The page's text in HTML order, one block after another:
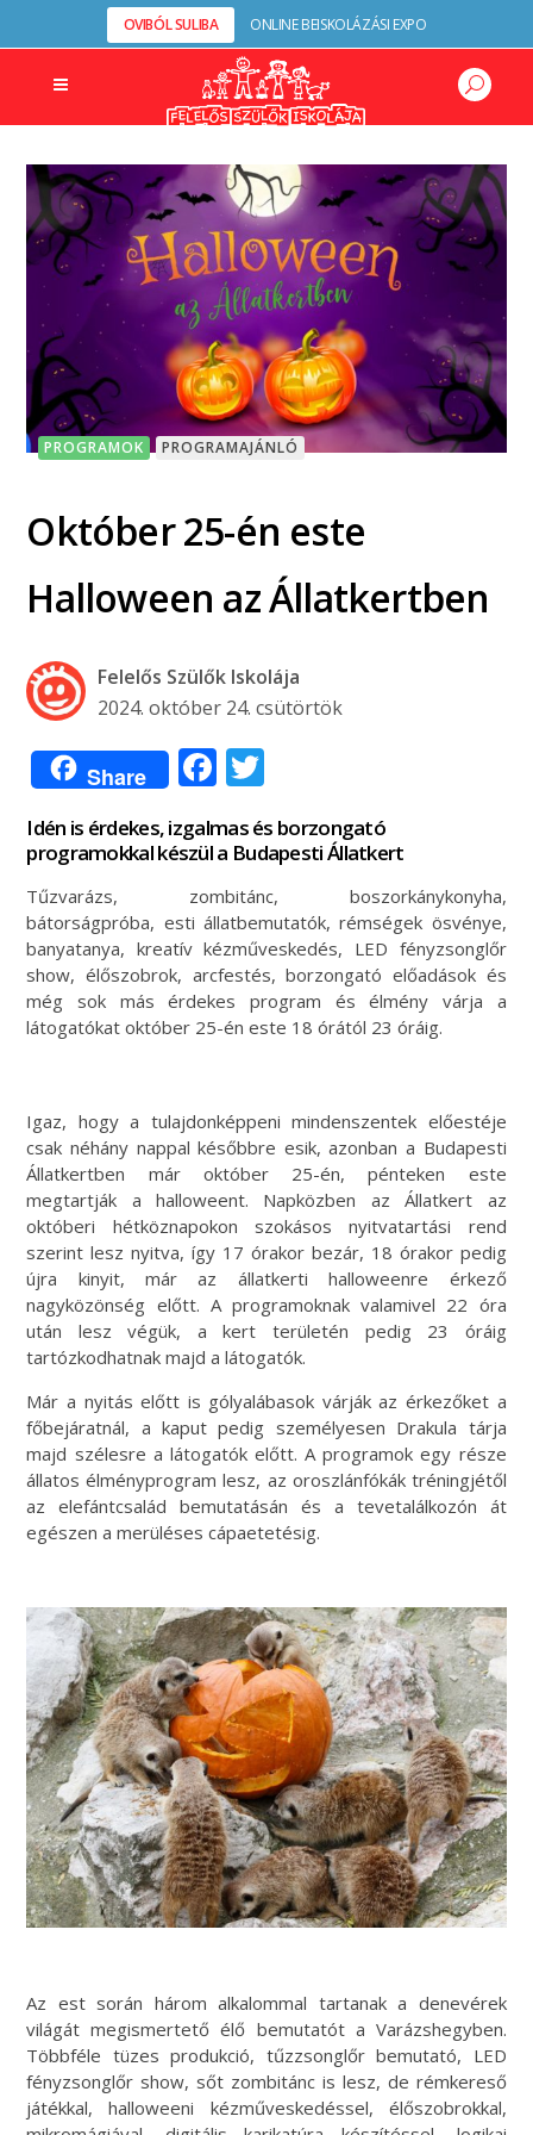
OVIBÓL SULIBA ONLINE BEISKOLÁZÁSI EXPO
PROGRAMOK PROGRAMAJÁNLÓ
Október 25-én este
Halloween az Állatkertben
Felelős Szülők Iskolája
2024. október 24. csütörtök
Share Facebook
Idén is érdekes, izgalmas és borzongató
programokkal készül a Budapesti Állatkert
Tűzvarázs, zombitánc, boszorkánykonyha,
bátorságpróba, esti állatbemutatók, rémségek ösvénye,
banyatanya, kreatív kézműveskedés, LED fényzsonglőr
show, élőszobrok, arcfestés, borzongató előadások és
még sok más érdekes program és élmény várja a
látogatókat október 25-én este 18 órától 23 óráig.
Igaz, hogy a tulajdonképpeni mindenszentek előestéje
csak néhány nappal későbbre esik, azonban a Budapesti
Állatkertben már október 25-én, pénteken este
megtartják a halloweent. Napközben az Állatkert az
októberi hétköznapokon szokásos nyitvatartási rend
szerint lesz nyitva, így 17 órakor bezár, 18 órakor pedig
újra kinyit, már az állatkerti halloweenre érkező
nagyközönség előtt. A programoknak valamivel 22 óra
után lesz végük, a kert területén pedig 23 óráig
tartózkodhatnak majd a látogatók.
Már a nyitás előtt is gólyalábasok várják az érkezőket a
főbejáratnál, a kaput pedig személyesen Drakula tárja
majd szélesre a látogatók előtt. A programok egy része
állatos élményprogram lesz, az oroszlánfókák tréningjétől
az elefántcsalád bemutatásán és a tevetalálkozón át
egészen a merüléses cápaetetésig.
Az est során három alkalommal tartanak a denevérek
világát megismertető élő bemutatót a Varázshegyben.
Többféle tüzes produkció, tűzzsonglőr bemutató, LED
fényzsonglőr show, sőt zombitánc is lesz, de rémkereső
játékkal, halloweeni kézműveskedéssel, élőszobrokkal,